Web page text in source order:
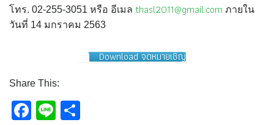
โทร. 02-255-3051 หรือ อีเมล thasl2011@gmail.com ภายใน
วันที่ 14 มกราคม 2563
Download จดหมายเชิญ
Share This:
Facebook
Line